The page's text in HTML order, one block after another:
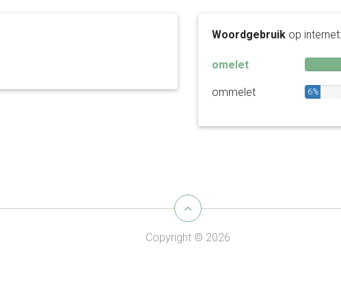
Woordgebruik op internet:
omelet
ommelet 6%
Copyright © 2026